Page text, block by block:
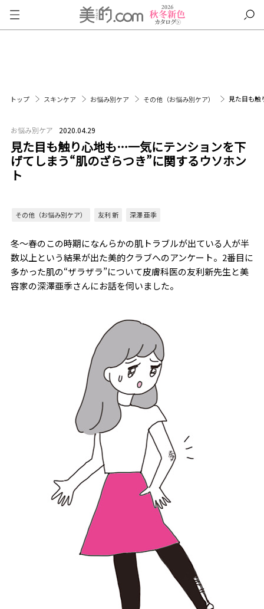
トップ スキンケア お悩み別ケア その他（お悩み別ケア） 見た目も
お悩み別ケア 2020.04.29
見た目も触り心地も…一気にテンションを下
げてしまう“肌のざらつき”に関するウソホン
ト
その他（お悩み別ケア） 友利 新 深澤 亜季
冬～春のこの時期になんらかの肌トラブルが出ている人が半
数以上という結果が出た美的クラブへのアンケート。2番目に
多かった肌の“ザラザラ”について皮膚科医の友利新先生と美
容家の深澤亜季さんにお話を伺いました。